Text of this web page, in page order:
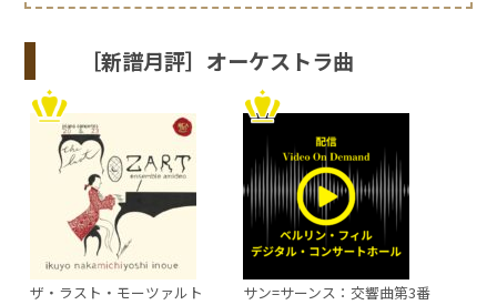
［新譜月評］オーケストラ曲
ザ・ラスト・モーツァルト
サン=サーンス：交響曲第3番